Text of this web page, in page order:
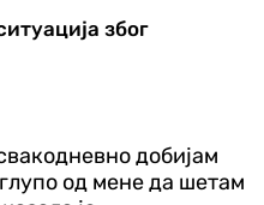
због
добијам
од мене да шетам